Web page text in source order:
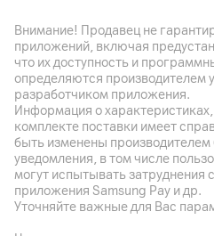
Основная камера
Разрешение камеры
50Мп
Разрешение видео
UHD
Оптическая стабилизация
да
Внимание! Продавец не
приложений, включая
что их доступность и
определяются производителем
разработчиком приложения.
Информация о
комплекте поставки имеет
быть изменены производителем
уведомления, в том числе
могут испытывать затруднения
приложения Samsung Pay и др.
Уточняйте важные для Вас